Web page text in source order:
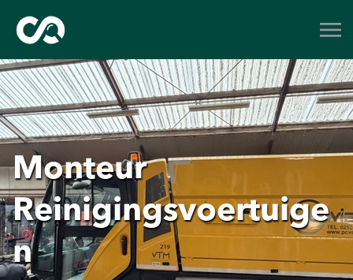
Monteur
Reinigingsvoertuige
n